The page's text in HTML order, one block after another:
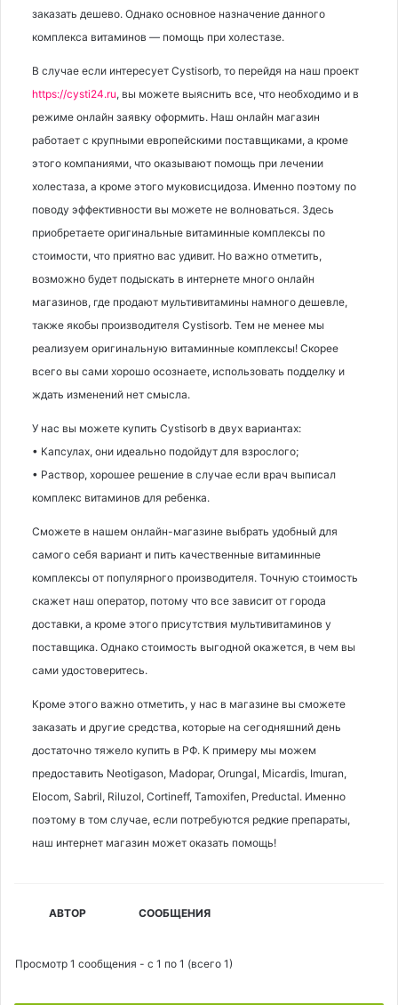
заказать дешево. Однако основное назначение данного
комплекса витаминов — помощь при холестазе.
В случае если интересует Cystisorb, то перейдя на наш проект
https://cysti24.ru, вы можете выяснить все, что необходимо и в
режиме онлайн заявку оформить. Наш онлайн магазин
работает с крупными европейскими поставщиками, а кроме
этого компаниями, что оказывают помощь при лечении
холестаза, а кроме этого муковисцидоза. Именно поэтому по
поводу эффективности вы можете не волноваться. Здесь
приобретаете оригинальные витаминные комплексы по
стоимости, что приятно вас удивит. Но важно отметить,
возможно будет подыскать в интернете много онлайн
магазинов, где продают мультивитамины намного дешевле,
также якобы производителя Cystisorb. Тем не менее мы
реализуем оригинальную витаминные комплексы! Скорее
всего вы сами хорошо осознаете, использовать подделку и
ждать изменений нет смысла.
У нас вы можете купить Cystisorb в двух вариантах:
• Капсулах, они идеально подойдут для взрослого;
• Раствор, хорошее решение в случае если врач выписал
комплекс витаминов для ребенка.
Сможете в нашем онлайн-магазине выбрать удобный для
самого себя вариант и пить качественные витаминные
комплексы от популярного производителя. Точную стоимость
скажет наш оператор, потому что все зависит от города
доставки, а кроме этого присутствия мультивитаминов у
поставщика. Однако стоимость выгодной окажется, в чем вы
сами удостоверитесь.
Кроме этого важно отметить, у нас в магазине вы сможете
заказать и другие средства, которые на сегодняшний день
достаточно тяжело купить в РФ. К примеру мы можем
предоставить Neotigason, Madopar, Orungal, Micardis, Imuran,
Elocom, Sabril, Riluzol, Cortineff, Tamoxifen, Preductal. Именно
поэтому в том случае, если потребуются редкие препараты,
наш интернет магазин может оказать помощь!
АВТОР СООБЩЕНИЯ
Просмотр 1 сообщения - с 1 по 1 (всего 1)